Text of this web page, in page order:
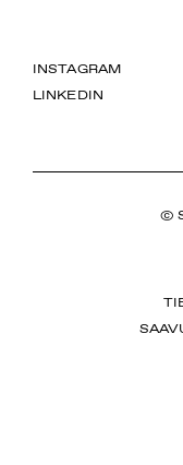
INSTAGRAM
LINKEDIN
©